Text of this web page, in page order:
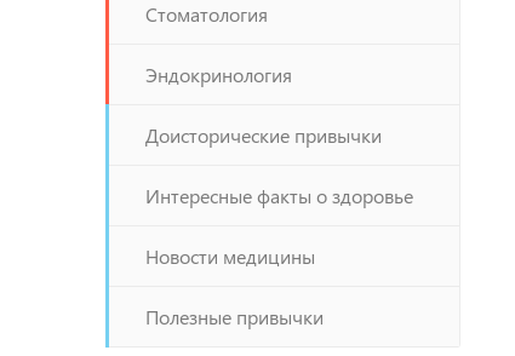
Стоматология
Эндокринология
Доисторические привычки
Интересные факты о здоровье
Новости медицины
Полезные привычки